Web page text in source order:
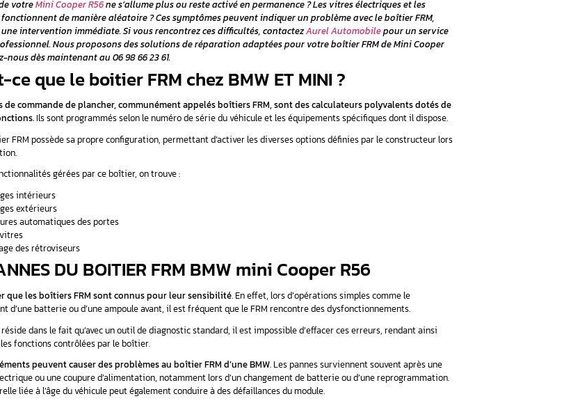
Il est important de savoir que le module FRM (Footwell Module) de BMW est un élément crucial pour les
marque. Il gère une multitude de fonctions électroniques, incluant les phares, les clignotants, les vitres
d’autres systèmes liés à l’éclairage et au confort.
Une défaillance du FRM peut entraîner des problèmes significatifs, compromettant à la fois la sécurité et
conducteur. Chez Automobile, nous nous spécialisons dans le diagnostic et la réparation des pannes liées
uniquement), offrant, ainsi, une solution économique par rapport à un remplacement complet.
Notons que nous prenons en charge uniquement la réparation des
. Pour les modules FRM des
type FRM1 ou FRM2, nous offrons uniquement un service de clonage.
L’éclairage de votreMini Cooper R56
clignotants fonctionnent de manière aléatoire ? Ces symptômes peuvent indiquer un problème avec
nécessitant une intervention immédiate. Si vous rencontrez ces difficultés, contactez
rapide et professionnel. Nous proposons des solutions de réparation adaptées pour votre boîtier
QU’est-ce que le boitier FRM chez BMW ET MINI ?
Les modules de commande de plancher, communément appelés boîtiers FRM, sont des calculateurs
multiples fonctions.Ils sont programmés selon le numéro de série du véhicule et les équipements
Chaque boîtier FRM possède sa propre configuration, permettant d’activer les diverses options définies
de la fabrication.
Parmi les fonctionnalités gérées par ce boîtier, on trouve :